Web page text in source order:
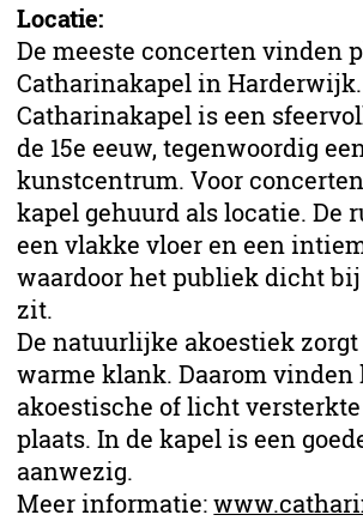
Locatie:
De meeste concerten vinden
Catharinakapel in Harderwijk.
Catharinakapel is een
de 15e eeuw, tegenwoordig
kunstcentrum. Voor
kapel gehuurd als locatie. De
een vlakke vloer en een
waardoor het publiek dicht
zit.
De natuurlijke akoestiek zorgt
warme klank. Daarom vinden
akoestische of licht
plaats. In de kapel is een
aanwezig.
Meer informatie: